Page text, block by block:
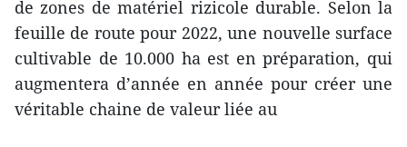
de zones de matériel rizicole durable. Selon la
feuille de route pour 2022, une nouvelle surface
cultivable de 10.000 ha est en préparation, qui
augmentera d’année en année pour créer une
véritable chaine de valeur liée au